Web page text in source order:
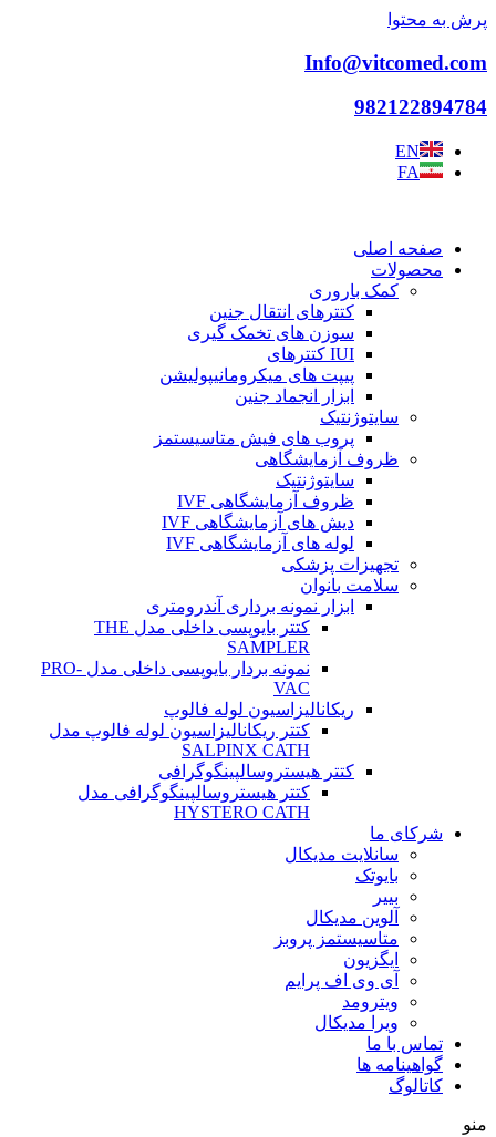
پرش به محتوا
Info@vitcomed.com
982122894784
EN
FA
صفحه اصلی
محصولات
کمک باروری
کتترهای انتقال جنین
سوزن های تخمک گیری
IUI کتترهای
پیپت های میکرومانیپولیشن
ابزار انجماد جنین
سایتوژنتیک
پروب های فیش متاسیستمز
ظروف آزمایشگاهی
سایتوژنتیک
ظروف آزمایشگاهی IVF
دیش های آزمایشگاهی IVF
لوله های آزمایشگاهی IVF
تجهیزات پزشکی
سلامت بانوان
ابزار نمونه برداری آندرومتری
کتتر بایوپسی داخلی مدل THE
SAMPLER
نمونه بردار بایوپسی داخلی مدل PRO-
VAC
ریکانالیزاسیون لوله فالوپ
کتتر ریکانالیزاسیون لوله فالوپ مدل
SALPINX CATH
کتتر هیستروسالپینگوگرافی
کتتر هیستروسالپینگوگرافی مدل
HYSTERO CATH
شرکای ما
سانلایت مدیکال
بایوتک
بییر
آلوین مدیکال
متاسیستمز پروبز
ایگزیون
آی وی اف پرایم
ویترومد
ویرا مدیکال
تماس با ما
گواهینامه ها
کاتالوگ
منو